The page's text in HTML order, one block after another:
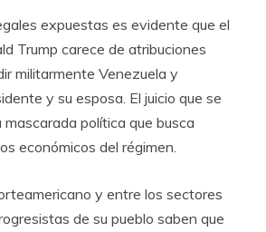
expuestas es evidente que el
Trump carece de atribuciones
militarmente Venezuela y
y su esposa. El juicio que se
mascarada política que busca
económicos del régimen.
y entre los sectores
de su pueblo saben que